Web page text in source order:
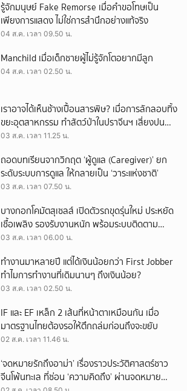
รู้จักมนุษย์ Fake Remorse เมื่อคำขอโทษเป็น
เพียงการแสดง ไม่ใช่การสำนึกอย่างแท้จริง
04 ส.ค. เวลา 09.50 น.
Manchild เมื่อเด็กชายผู้ไม่รู้จักโตอยากมีลูก
04 ส.ค. เวลา 02.50 น.
เราอาจได้เห็นช้างเปื้อนสารพิษ? เมื่อการลักลอบทิ้ง
ขยะอุตสาหกรรม ทำสัตว์ป่าในปราจีนฯ เสี่ยงปน
เปื้อน
03 ส.ค. เวลา 11.25 น.
ถอดบทเรียนจากวิกฤต ‘ผู้ดูแล (Caregiver)’ ยก
ระดับระบบการดูแล ให้กลายเป็น ‘วาระแห่งชาติ’
03 ส.ค. เวลา 07.50 น.
บางกอกโคมัตสุเซลส์ เปิดตัวรถขุดรุ่นใหม่ ประหยัด
เชื้อเพลิง รองรับงานหนัก พร้อมระบบติดตาม
เครื่องจักรผ่านดาวเทียม
03 ส.ค. เวลา 06.00 น.
ทำงานมาหลายปี แต่ได้เงินน้อยกว่า First Jobber
ทำไมการทำงานที่เดิมนานๆ ถึงเงินน้อย?
03 ส.ค. เวลา 02.50 น.
IF และ EF เหล็ก 2 เส้นที่หน้าตาเหมือนกัน เมื่อ
มาตรฐานไทยต้องรอให้ตึกถล่มก่อนถึงจะขยับ
02 ส.ค. เวลา 11.46 น.
‘จดหมายรักถึงอาม่า’ เรื่องราวประวัติศาสตร์ชาว
จีนโพ้นทะเล ที่ซ่อน ‘ความคิดถึง’ ผ่านจดหมาย